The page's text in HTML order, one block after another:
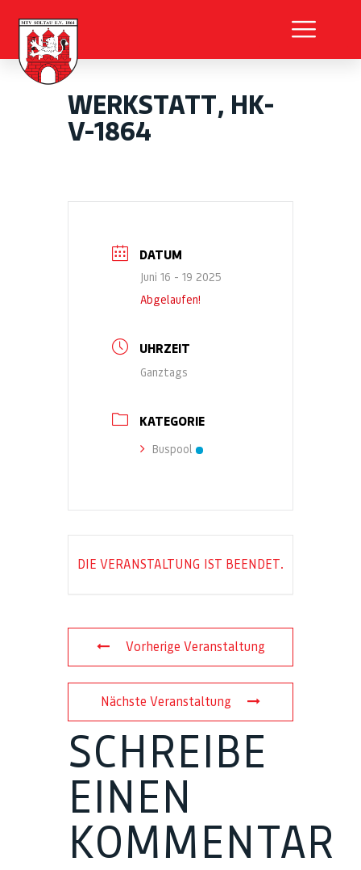
WERKSTATT, HK-
V-1864
DATUM
Juni 16 - 19 2025
Abgelaufen!
UHRZEIT
Ganztags
KATEGORIE
Buspool
DIE VERANSTALTUNG IST BEENDET.
Vorherige Veranstaltung
Nächste Veranstaltung
SCHREIBE
EINEN
KOMMENTAR